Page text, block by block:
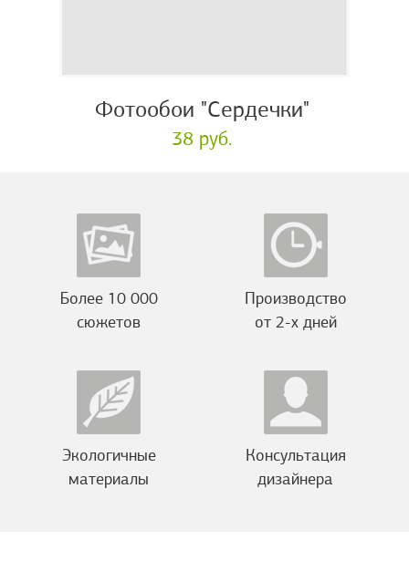
Фотообои "Сердечки"
38 руб.
Более 10 000
сюжетов
Производство
от 2-х дней
Экологичные
материалы
Консультация
дизайнера